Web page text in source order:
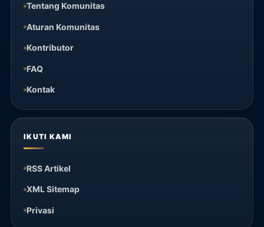
Tentang Komunitas
Aturan Komunitas
Kontributor
FAQ
Kontak
IKUTI KAMI
RSS Artikel
XML Sitemap
Privasi